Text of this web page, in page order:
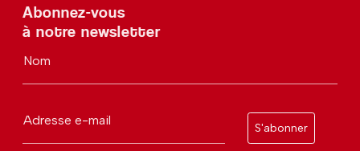
Abonnez-vous
à notre newsletter
Nom
Adresse e-mail
S'abonner